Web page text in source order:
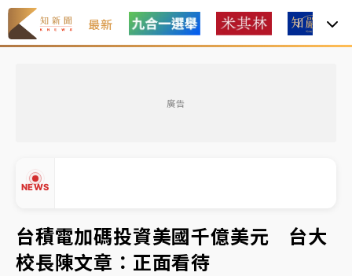
最新
廣告
NEWS
處置制度大變革！ 證交所今起縮短股票「關禁閉」天
數與撮合時間
才續任就飛美國大學面試 清大校長高為元致歉：機會
到來時引起我的好奇
台積電加碼投資美國千億美元 台大
校長陳文章：正面看待